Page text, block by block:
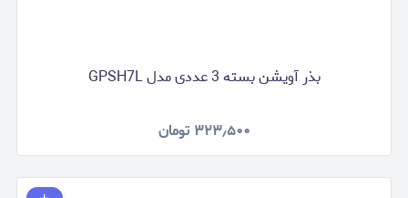
بذر آویشن بسته 3 عددی مدل GPSH7L
۳۲۳٫۵۰۰ تومان